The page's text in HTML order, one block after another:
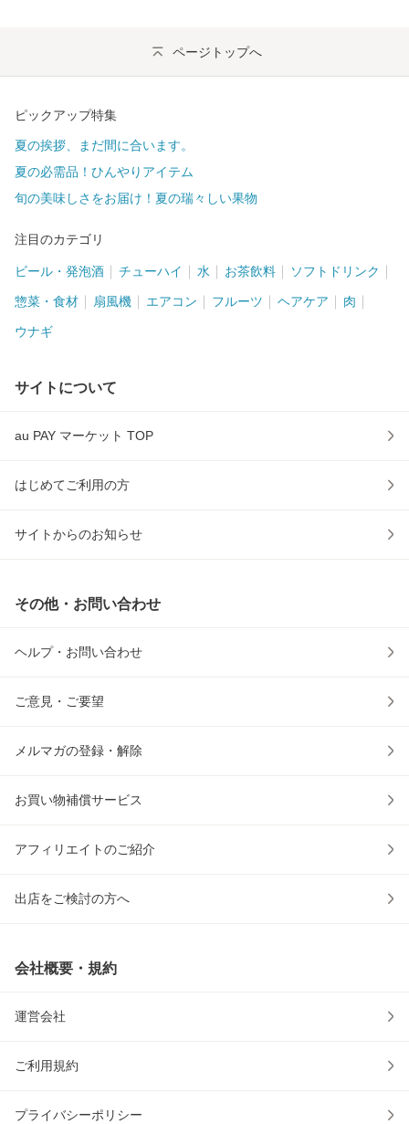
ページトップへ
ピックアップ特集
夏の挨拶、まだ間に合います。
夏の必需品！ひんやりアイテム
旬の美味しさをお届け！夏の瑞々しい果物
注目のカテゴリ
ビール・発泡酒 チューハイ 水 お茶飲料 ソフトドリンク
惣菜・食材 扇風機 エアコン フルーツ ヘアケア 肉
ウナギ
サイトについて
au PAY マーケット TOP
はじめてご利用の方
サイトからのお知らせ
その他・お問い合わせ
ヘルプ・お問い合わせ
ご意見・ご要望
メルマガの登録・解除
お買い物補償サービス
アフィリエイトのご紹介
出店をご検討の方へ
会社概要・規約
運営会社
ご利用規約
プライバシーポリシー